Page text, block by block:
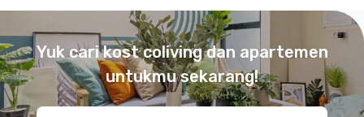
Yuk cari kost coliving dan apartemen
untukmu sekarang!